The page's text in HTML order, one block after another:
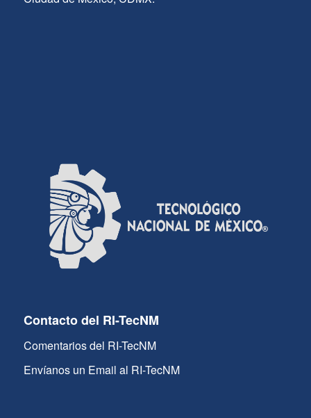
Contacto del RI-TecNM
Comentarios del RI-TecNM
Envíanos un Email al RI-TecNM